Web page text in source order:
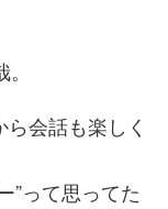
会話も楽しく
”って思ってた